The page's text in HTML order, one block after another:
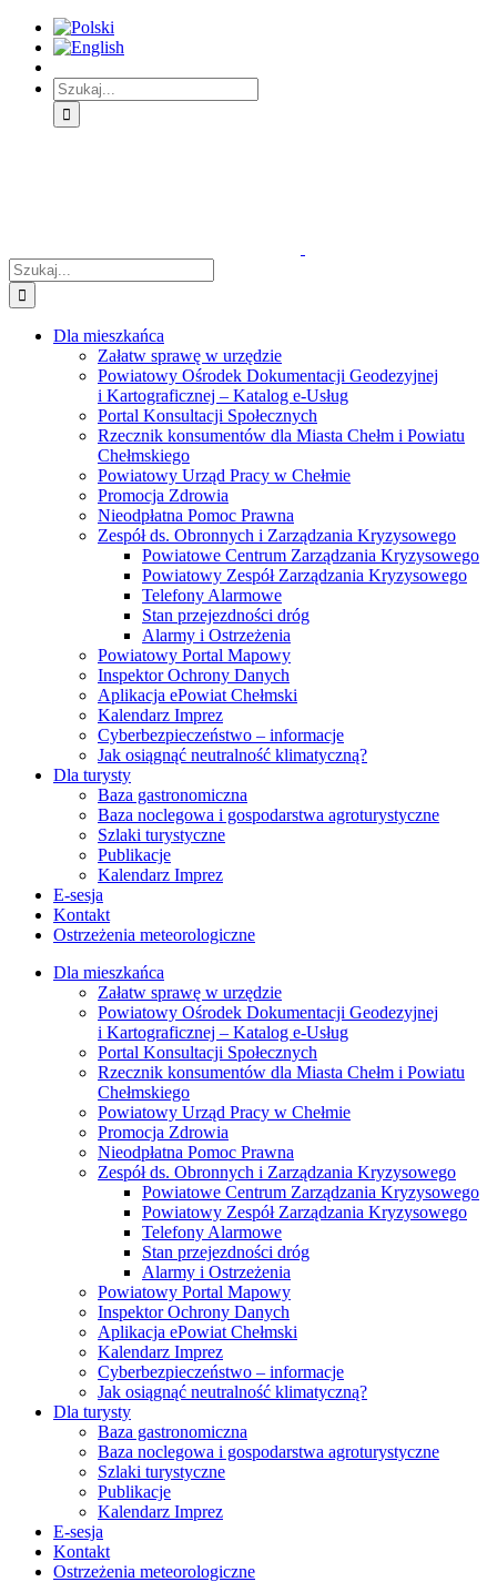
Skip
Treść
główna
Skip
Menu
główne
Skip
Menu
dodatkowe
Szukaj
Szukaj
Dla mieszkańca
Załatw sprawę w urzędzie
Powiatowy Ośrodek Dokumentacji Geodezyjnej
i Kartograficznej – Katalog e-Usług
Portal Konsultacji Społecznych
Rzecznik konsumentów dla Miasta Chełm i Powiatu
Chełmskiego
Powiatowy Urząd Pracy w Chełmie
Promocja Zdrowia
Nieodpłatna Pomoc Prawna
Zespół ds. Obronnych i Zarządzania Kryzysowego
Powiatowe Centrum Zarządzania Kryzysowego
Powiatowy Zespół Zarządzania Kryzysowego
Telefony Alarmowe
Stan przejezdności dróg
Alarmy i Ostrzeżenia
Powiatowy Portal Mapowy
Inspektor Ochrony Danych
Aplikacja ePowiat Chełmski
Kalendarz Imprez
Cyberbezpieczeństwo – informacje
Jak osiągnąć neutralność klimatyczną?
Dla turysty
Baza gastronomiczna
Baza noclegowa i gospodarstwa agroturystyczne
Szlaki turystyczne
Publikacje
Kalendarz Imprez
E-sesja
Kontakt
Ostrzeżenia meteorologiczne
Dla mieszkańca
Załatw sprawę w urzędzie
Powiatowy Ośrodek Dokumentacji Geodezyjnej
i Kartograficznej – Katalog e-Usług
Portal Konsultacji Społecznych
Rzecznik konsumentów dla Miasta Chełm i Powiatu
Chełmskiego
Powiatowy Urząd Pracy w Chełmie
Promocja Zdrowia
Nieodpłatna Pomoc Prawna
Zespół ds. Obronnych i Zarządzania Kryzysowego
Powiatowe Centrum Zarządzania Kryzysowego
Powiatowy Zespół Zarządzania Kryzysowego
Telefony Alarmowe
Stan przejezdności dróg
Alarmy i Ostrzeżenia
Powiatowy Portal Mapowy
Inspektor Ochrony Danych
Aplikacja ePowiat Chełmski
Kalendarz Imprez
Cyberbezpieczeństwo – informacje
Jak osiągnąć neutralność klimatyczną?
Dla turysty
Baza gastronomiczna
Baza noclegowa i gospodarstwa agroturystyczne
Szlaki turystyczne
Publikacje
Kalendarz Imprez
E-sesja
Kontakt
Ostrzeżenia meteorologiczne